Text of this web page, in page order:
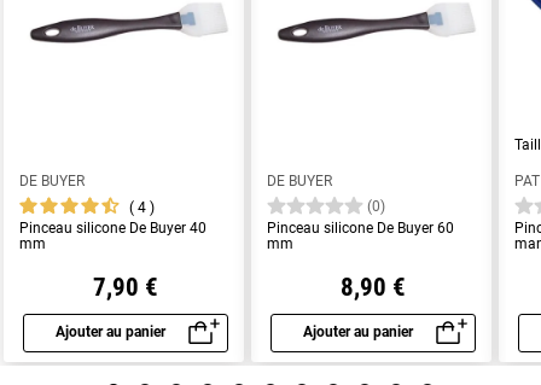
DE BUYER
4
Pinceau silicone De Buyer 40
mm
7,90 €
Ajouter au panier
Aperçu rapide
DE BUYER
(0)
Pinceau silicone De Buyer 60
mm
8,90 €
Ajouter au panier
Aperçu rapide